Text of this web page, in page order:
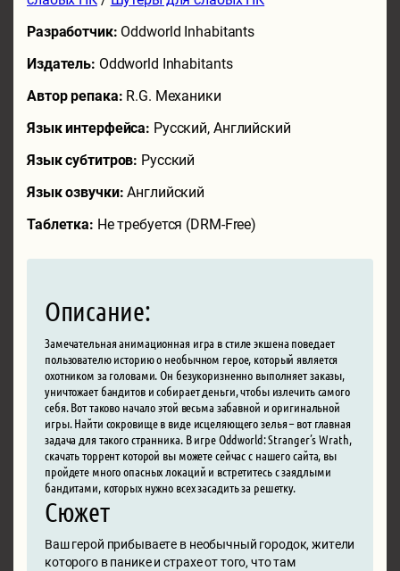
Разработчик: Oddworld Inhabitants
Издатель: Oddworld Inhabitants
Автор репака: R.G. Механики
Язык интерфейса: Русский, Английский
Язык субтитров: Русский
Язык озвучки:Английский
Таблетка: Не требуется (DRM-Free)
Описание:
Замечательная анимационная игра в стиле экшена поведает
пользователю историю о необычном герое, который является
охотником за головами. Он безукоризненно выполняет заказы,
уничтожает бандитов и собирает деньги, чтобы излечить самого
себя. Вот таково начало этой весьма забавной и оригинальной
игры. Найти сокровище в виде исцеляющего зелья – вот главная
задача для такого странника. В игре Oddworld: Stranger’s Wrath,
скачать торрент которой вы можете сейчас с нашего сайта, вы
пройдете много опасных локаций и встретитесь с заядлыми
бандитами, которых нужно всех засадить за решетку.
Сюжет
Ваш герой прибываете в необычный городок, жители
которого в панике и страхе от того, что там